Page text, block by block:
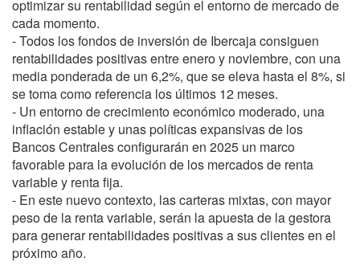
optimizar su rentabilidad según el entorno de mercado de
cada momento.
- Todos los fondos de inversión de Ibercaja consiguen
rentabilidades positivas entre enero y noviembre, con una
media ponderada de un 6,2%, que se eleva hasta el 8%, si
se toma como referencia los últimos 12 meses.
- Un entorno de crecimiento económico moderado, una
inflación estable y unas políticas expansivas de los
Bancos Centrales configurarán en 2025 un marco
favorable para la evolución de los mercados de renta
variable y renta fija.
- En este nuevo contexto, las carteras mixtas, con mayor
peso de la renta variable, serán la apuesta de la gestora
para generar rentabilidades positivas a sus clientes en el
próximo año.